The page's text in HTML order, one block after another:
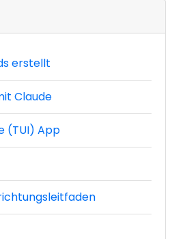
erstellt
Claude
(TUI) App